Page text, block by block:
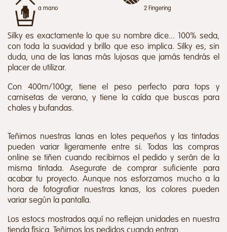
a mano 2 Fingering
Silky es exactamente lo que su nombre dice... 100% seda,
con toda la suavidad y brillo que eso implica. Silky es, sin
duda, una de las lanas más lujosas que jamás tendrás el
placer de utilizar.
Con 400m/100gr, tiene el peso perfecto para tops y
camisetas de verano, y tiene la caída que buscas para
chales y bufandas.
Teñimos nuestras lanas en lotes pequeños y las tintadas
pueden variar ligeramente entre si. Todas las compras
online se tiñen cuando recibimos el pedido y serán de la
misma tintada. Asegurate de comprar suficiente para
acabar tu proyecto. Aunque nos esforzamos mucho a la
hora de fotografiar nuestras lanas, los colores pueden
variar según la pantalla.
Los estocs mostrados aquí no reflejan unidades en nuestra
tienda física. Teñimos los pedidos cuando entran.